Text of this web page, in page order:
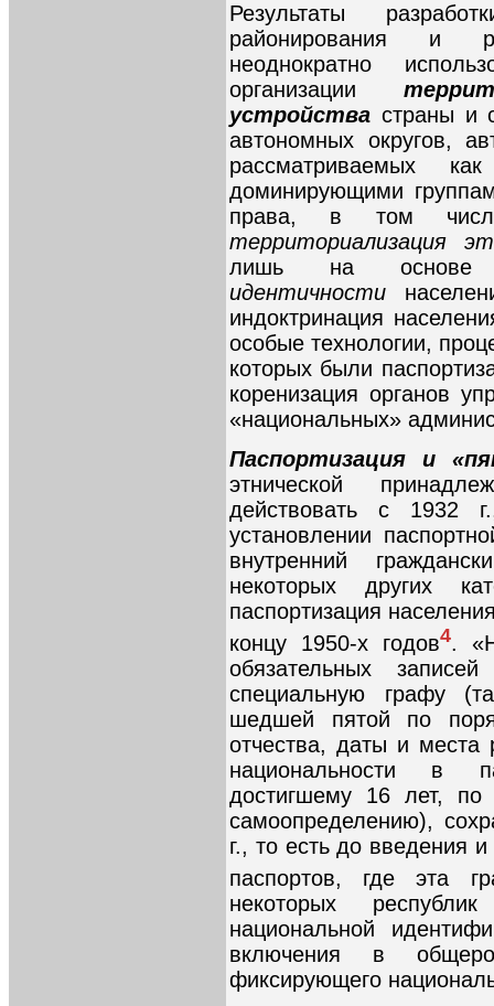
Результаты
районирования и
неоднократно
организации
устройства страны и
автономных округов,
рассматриваемых
доминирующими
права, в том
территориализация
лишь на
идентичности
индоктринация
особые технологии,
которых были
коренизация органов
«национальных»
Паспортизация и
этнической
действовать с 1932
установлении
внутренний
некоторых других
паспортизация
концу 1950-х годов4.
обязательных
специальную графу
шедшей пятой по
отчества, даты и места
национальности в
достигшему 16 лет,
самоопределению),
г., то есть до введения
паспортов, где эта
некоторых
национальной
включения в
фиксирующего